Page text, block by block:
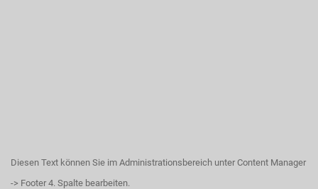
Diesen Text können Sie im Administrationsbereich unter Content Manager
-> Footer 4. Spalte bearbeiten.